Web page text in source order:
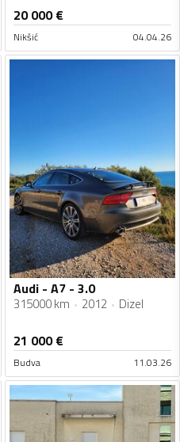
20 000€
Nikšić 04.04.26
Audi - A7 - 3.0
315000 km 2012 Dizel
21 000€
Budva 11.03.26